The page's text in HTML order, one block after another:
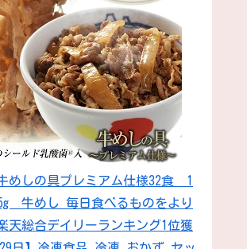
めしの具プレミアム仕様32食 1
牛めし 毎日食べるものをより
天総合デイリーランキング1位獲